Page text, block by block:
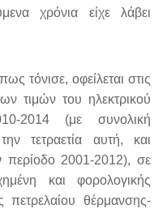
χρόνια είχε λάβει
τόνισε, οφείλεται στις
τιμών του ηλεκτρικού
2014 (με συνολική
τετραετία αυτή, και
περίοδο 2001-2012), σε
και φορολογικής
πετρελαίου θέρμανσης-